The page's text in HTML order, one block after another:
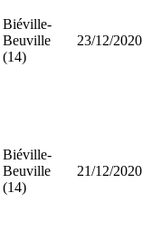
Biéville-
Beuville
(14)
23/12/2020
Biéville-
Beuville
(14)
21/12/2020